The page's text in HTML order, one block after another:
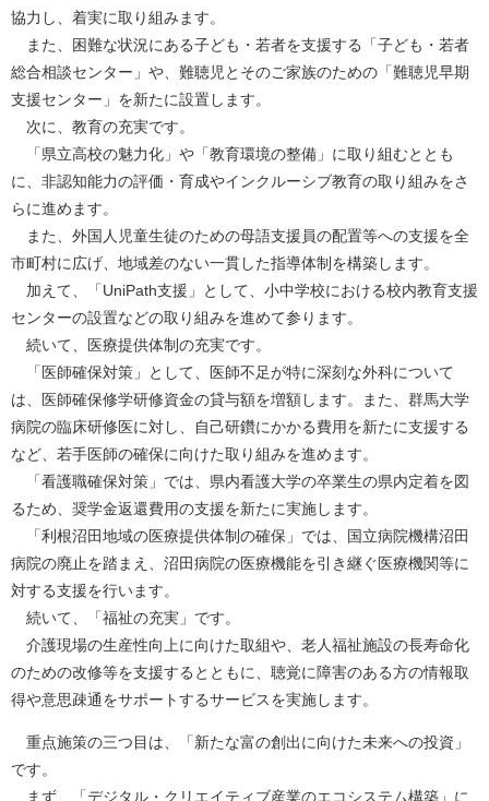
協力し、着実に取り組みます。
また、困難な状況にある子ども・若者を支援する「子ども・若者
総合相談センター」や、難聴児とそのご家族のための「難聴児早期
支援センター」を新たに設置します。
次に、教育の充実です。
「県立高校の魅力化」や「教育環境の整備」に取り組むととも
に、非認知能力の評価・育成やインクルーシブ教育の取り組みをさ
らに進めます。
また、外国人児童生徒のための母語支援員の配置等への支援を全
市町村に広げ、地域差のない一貫した指導体制を構築します。
加えて、「UniPath支援」として、小中学校における校内教育支援
センターの設置などの取り組みを進めて参ります。
続いて、医療提供体制の充実です。
「医師確保対策」として、医師不足が特に深刻な外科について
は、医師確保修学研修資金の貸与額を増額します。また、群馬大学
病院の臨床研修医に対し、自己研鑽にかかる費用を新たに支援する
など、若手医師の確保に向けた取り組みを進めます。
「看護職確保対策」では、県内看護大学の卒業生の県内定着を図
るため、奨学金返還費用の支援を新たに実施します。
「利根沼田地域の医療提供体制の確保」では、国立病院機構沼田
病院の廃止を踏まえ、沼田病院の医療機能を引き継ぐ医療機関等に
対する支援を行います。
続いて、「福祉の充実」です。
介護現場の生産性向上に向けた取組や、老人福祉施設の長寿命化
のための改修等を支援するとともに、聴覚に障害のある方の情報取
得や意思疎通をサポートするサービスを実施します。
重点施策の三つ目は、「新たな富の創出に向けた未来への投資」
です。
まず、「デジタル・クリエイティブ産業のエコシステム構築」に